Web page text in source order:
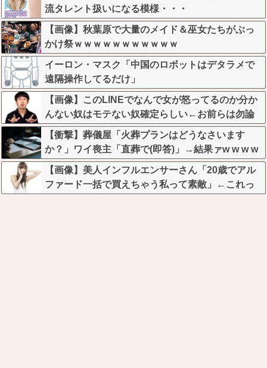
流タレント扱いになる模様・・・
【画像】秋葉原で大量のメイド＆巫女たちがぶっ
かけ祭ｗｗｗｗｗｗｗｗｗｗｗ
イーロン・マスク「中国のロボットはデタラメで
遠隔操作してるだけ」
【画像】このLINEでなんで女が怒ってるのか分か
んない奴はモテない奴確定らしい←お前らは勿論
わかるよな？？？？？？？
【衝撃】葬儀屋「火葬プランはどうなさいます
か？」ワイ喪主「直葬で(即答)」→結果ァw w w w
w w w w w w
【画像】美人インフルエンサーさん「20歳でアル
ファード一括で買えちゃう私って素敵」←これっ